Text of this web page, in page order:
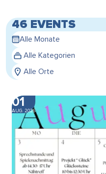
46 EVENTS
Alle Monate
Alle Kategorien
Alle Orte
01
AUG. 2026